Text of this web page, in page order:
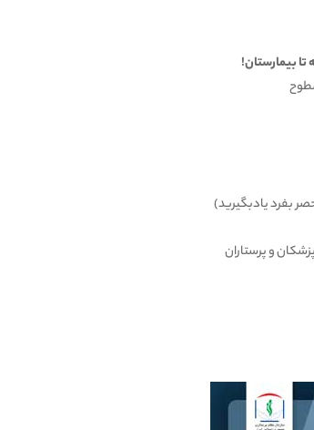
بیمارستان!
بفرد یادبگیرید)
و پرستاران